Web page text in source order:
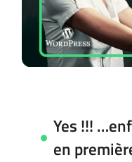
Yes !!!
en
Yes !!!